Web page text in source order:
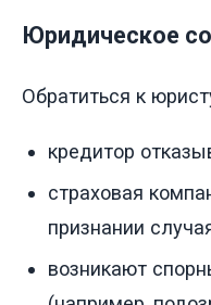
Юридическое
Обратиться к
кредитор
страховая
признании
возникают